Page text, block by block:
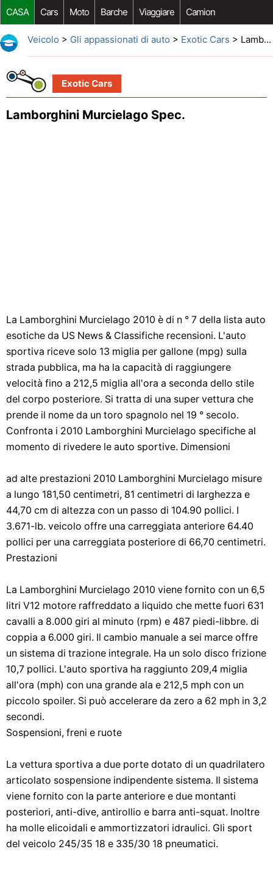
CASA Cars Moto Barche Viaggiare Camion
Riparazione Auto Acquisto Auto Car Opzioni Aftermarket
Veicolo > Gli appassionati di auto > Exotic Cars > Lamborghini Murcielago Spec.
Exotic Cars
Lamborghini Murcielago Spec.
La Lamborghini Murcielago 2010 è di n ° 7 della lista auto
esotiche da US News & Classifiche recensioni. L'auto
sportiva riceve solo 13 miglia per gallone (mpg) sulla
strada pubblica, ma ha la capacità di raggiungere
velocità fino a 212,5 miglia all'ora a seconda dello stile
del corpo posteriore. Si tratta di una super vettura che
prende il nome da un toro spagnolo nel 19 ° secolo.
Confronta i 2010 Lamborghini Murcielago specifiche al
momento di rivedere le auto sportive. Dimensioni
ad alte prestazioni 2010 Lamborghini Murcielago misure
a lungo 181,50 centimetri, 81 centimetri di larghezza e
44,70 cm di altezza con un passo di 104.90 pollici. I
3.671-lb. veicolo offre una carreggiata anteriore 64.40
pollici per una carreggiata posteriore di 66,70 centimetri.
Prestazioni
La Lamborghini Murcielago 2010 viene fornito con un 6,5
litri V12 motore raffreddato a liquido che mette fuori 631
cavalli a 8.000 giri al minuto (rpm) e 487 piedi-libbre. di
coppia a 6.000 giri. Il cambio manuale a sei marce offre
un sistema di trazione integrale. Ha un solo disco frizione
10,7 pollici. L'auto sportiva ha raggiunto 209,4 miglia
all'ora (mph) con una grande ala e 212,5 mph con un
piccolo spoiler. Si può accelerare da zero a 62 mph in 3,2
secondi.
Sospensioni, freni e ruote
La vettura sportiva a due porte dotato di un quadrilatero
articolato sospensione indipendente sistema. Il sistema
viene fornito con la parte anteriore e due montanti
posteriori, anti-dive, antirollio e barra anti-squat. Inoltre
ha molle elicoidali e ammortizzatori idraulici. Gli sport
del veicolo 245/35 18 e 335/30 18 pneumatici.